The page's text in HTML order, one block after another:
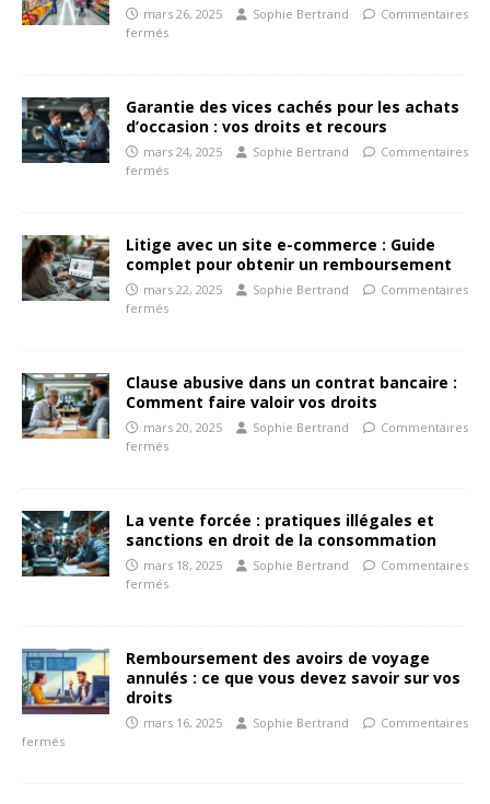
mars 26, 2025 Sophie Bertrand
Commentaires
fermés
Garantie des vices cachés pour les achats
d’occasion : vos droits et recours
mars 24, 2025 Sophie Bertrand
Commentaires
fermés
Litige avec un site e-commerce : Guide
complet pour obtenir un remboursement
mars 22, 2025 Sophie Bertrand
Commentaires
fermés
Clause abusive dans un contrat bancaire :
Comment faire valoir vos droits
mars 20, 2025 Sophie Bertrand
Commentaires
fermés
La vente forcée : pratiques illégales et
sanctions en droit de la consommation
mars 18, 2025 Sophie Bertrand
Commentaires
fermés
Remboursement des avoirs de voyage
annulés : ce que vous devez savoir sur vos
droits
mars 16, 2025 Sophie Bertrand
Commentaires
fermés